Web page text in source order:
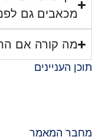
מכאבים גם
מה קורה אם
תוכן העניינים
מחבר המאמר